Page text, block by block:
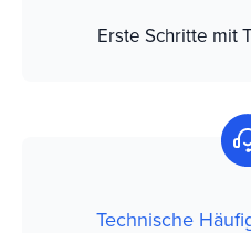
Erste Schritte mit
Technische